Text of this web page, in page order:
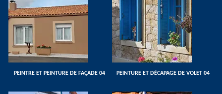
PEINTRE ET PEINTURE DE FAÇADE 04 PEINTURE ET DÉCAPAGE DE VOLET 04